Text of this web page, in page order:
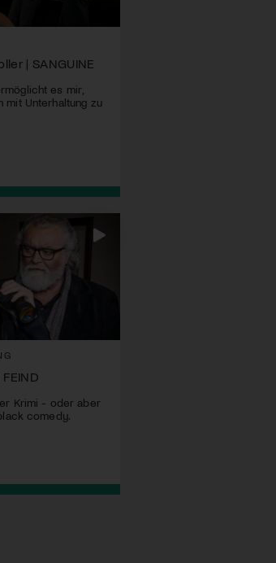
| SANGUINE
es mir,
mit Unterhaltung zu
FEIND
Krimi - oder aber
comedy.